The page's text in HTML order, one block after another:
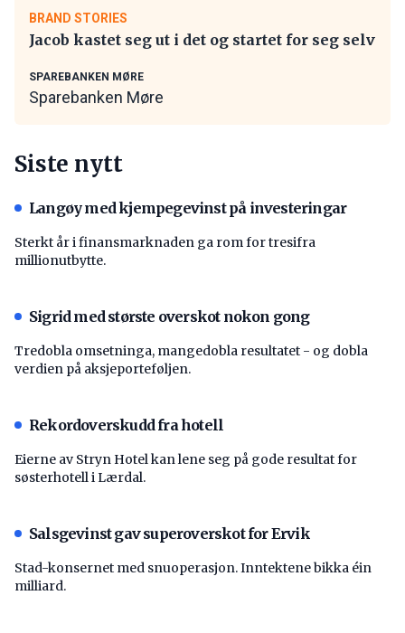
BRAND STORIES
Jacob kastet seg ut i det og startet for seg selv
SPAREBANKEN MØRE
Sparebanken Møre
Siste nytt
Langøy med kjempegevinst på investeringar
Sterkt år i finansmarknaden ga rom for tresifra
millionutbytte.
Sigrid med største overskot nokon gong
Tredobla omsetninga, mangedobla resultatet - og dobla
verdien på aksjeporteføljen.
Rekordoverskudd fra hotell
Eierne av Stryn Hotel kan lene seg på gode resultat for
søsterhotell i Lærdal.
Salsgevinst gav superoverskot for Ervik
Stad-konsernet med snuoperasjon. Inntektene bikka éin
milliard.